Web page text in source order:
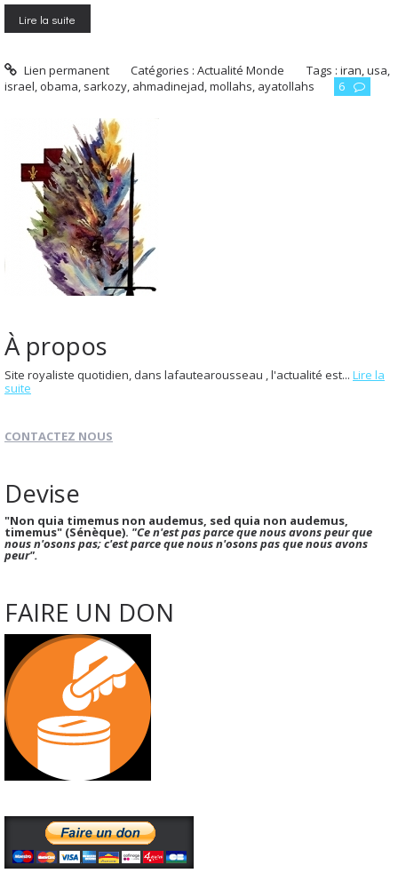
Lire la suite
Lien permanent Catégories :Actualité Monde Tags :iran,usa,
israel, obama, sarkozy, ahmadinejad,mollahs, ayatollahs 6
À propos
Site royaliste quotidien, dans lafautearousseau , l'actualité est... Lire la
suite
CONTACTEZ NOUS
Devise
"Non quia timemus non audemus, sed quia non audemus,
timemus" (Sénèque). "Ce n'est pas parce que nous avons peur que
nous n'osons pas; c'est parce que nous n'osons pas que nous avons
peur".
FAIRE UN DON